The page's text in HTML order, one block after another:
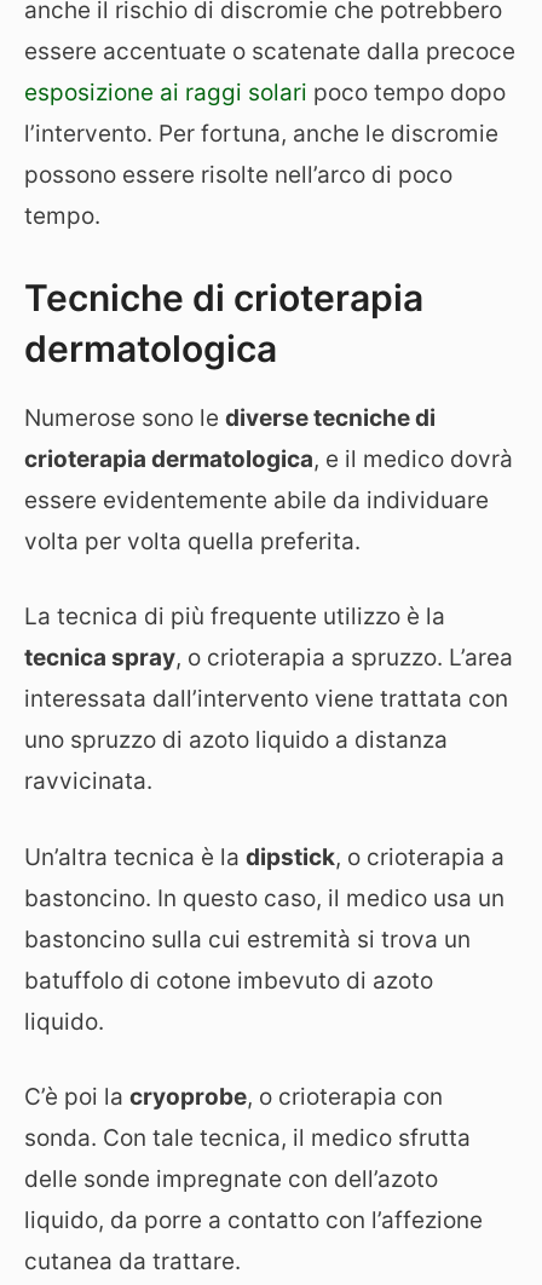
anche il rischio di discromie che potrebbero
essere accentuate o scatenate dalla precoce
esposizione ai raggi solari poco tempo dopo
l’intervento. Per fortuna, anche le discromie
possono essere risolte nell’arco di poco
tempo.
Tecniche di crioterapia
dermatologica
Numerose sono le diverse tecniche di
crioterapia dermatologica, e il medico dovrà
essere evidentemente abile da individuare
volta per volta quella preferita.
La tecnica di più frequente utilizzo è la
tecnica spray, o crioterapia a spruzzo. L’area
interessata dall’intervento viene trattata con
uno spruzzo di azoto liquido a distanza
ravvicinata.
Un’altra tecnica è la dipstick, o crioterapia a
bastoncino. In questo caso, il medico usa un
bastoncino sulla cui estremità si trova un
batuffolo di cotone imbevuto di azoto
liquido.
C’è poi la cryoprobe, o crioterapia con
sonda. Con tale tecnica, il medico sfrutta
delle sonde impregnate con dell’azoto
liquido, da porre a contatto con l’affezione
cutanea da trattare.